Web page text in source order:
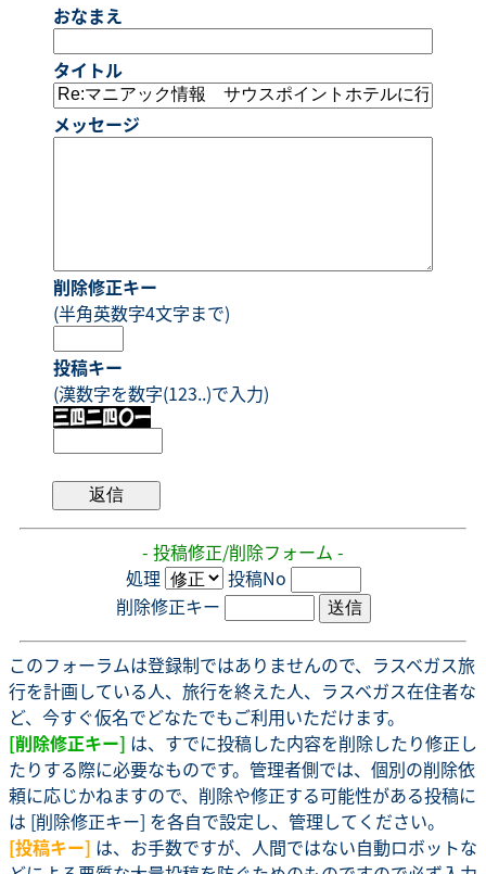
おなまえ
タイトル
メッセージ
削除修正キー
(半角英数字4文字まで)
投稿キー
(漢数字を数字(123..)で入力)
- 投稿修正/削除フォーム -
処理
投稿No
削除修正キー
このフォーラムは登録制ではありませんので、ラスベガス旅
行を計画している人、旅行を終えた人、ラスベガス在住者な
ど、今すぐ仮名でどなたでもご利用いただけます。
[削除修正キー] は、すでに投稿した内容を削除したり修正し
たりする際に必要なものです。管理者側では、個別の削除依
頼に応じかねますので、削除や修正する可能性がある投稿に
は [削除修正キー] を各自で設定し、管理してください。
[投稿キー] は、お手数ですが、人間ではない自動ロボットな